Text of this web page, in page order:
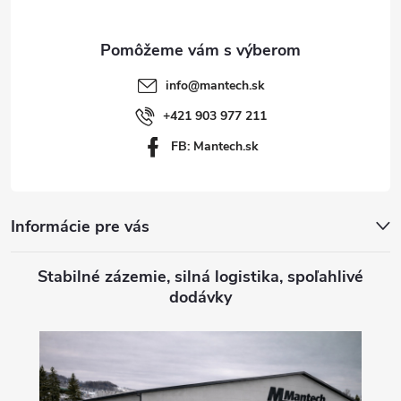
info@mantech.sk
+421 903 977 211
FB: Mantech.sk
Informácie pre vás
Stabilné zázemie, silná logistika, spoľahlivé
dodávky